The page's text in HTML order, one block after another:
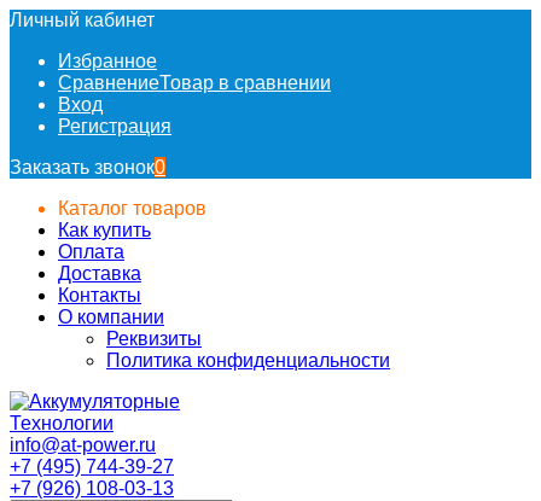
Личный кабинет
Избранное
СравнениеТовар в сравнении
Вход
Регистрация
Заказать звонок0
Каталог товаров
Как купить
Оплата
Доставка
Контакты
О компании
Реквизиты
Политика конфиденциальности
info@at-power.ru
+7 (495) 744-39-27
+7 (926) 108-03-13